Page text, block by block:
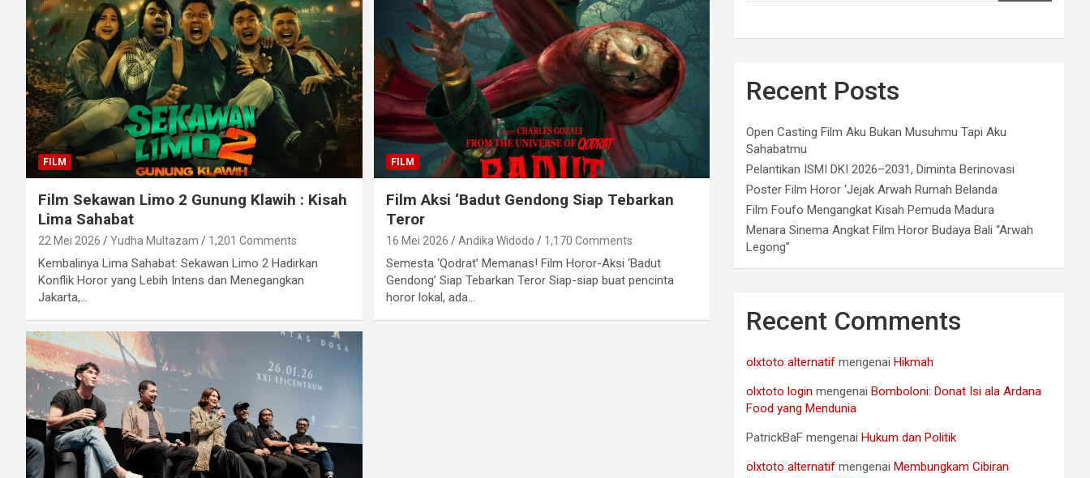
FILM
Film Sekawan Limo 2 Gunung Klawih : Kisah
Lima Sahabat
22 Mei 2026 Yudha Multazam 1,201 Comments
Kembalinya Lima Sahabat: Sekawan Limo 2 Hadirkan
Konflik Horor yang Lebih Intens dan Menegangkan
Jakarta,…
FILM
Film Aksi ‘Badut Gendong Siap Tebarkan
Teror
16 Mei 2026 Andika Widodo 1,170 Comments
Semesta ‘Qodrat’ Memanas! Film Horor-Aksi ‘Badut
Gendong’ Siap Tebarkan Teror Siap-siap buat pencinta
horor lokal, ada…
Recent Posts
Open Casting Film Aku Bukan Musuhmu Tapi Aku
Sahabatmu
Pelantikan ISMI DKI 2026–2031, Diminta Berinovasi
Poster Film Horor ‘Jejak Arwah Rumah Belanda
Film Foufo Mengangkat Kisah Pemuda Madura
Menara Sinema Angkat Film Horor Budaya Bali “Arwah
Legong”
Recent Comments
olxtoto alternatif mengenai Hikmah
olxtoto login mengenai Bomboloni: Donat Isi ala Ardana
Food yang Mendunia
PatrickBaF mengenai Hukum dan Politik
olxtoto alternatif mengenai Membungkam Cibiran